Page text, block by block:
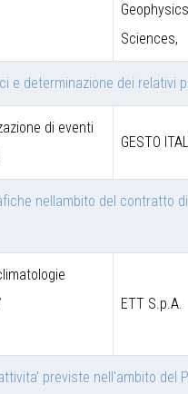
Sciences,
e determinazione dei relativi
di eventi
GESTO
nellambito del contratto
ETT S.p.A.
previste nell'ambito